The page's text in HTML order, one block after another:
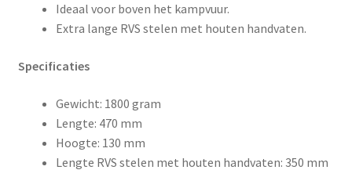
Ideaal voor boven het kampvuur.
Extra lange RVS stelen met houten handvaten.
Specificaties
Gewicht: 1800 gram
Lengte: 470 mm
Hoogte: 130 mm
Lengte RVS stelen met houten handvaten: 350 mm